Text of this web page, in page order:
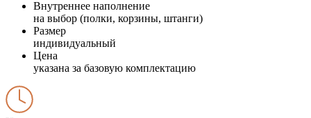
Внутреннее наполнение
на выбор (полки, корзины, штанги)
Размер
индивидуальный
Цена
указана за базовую комплектацию